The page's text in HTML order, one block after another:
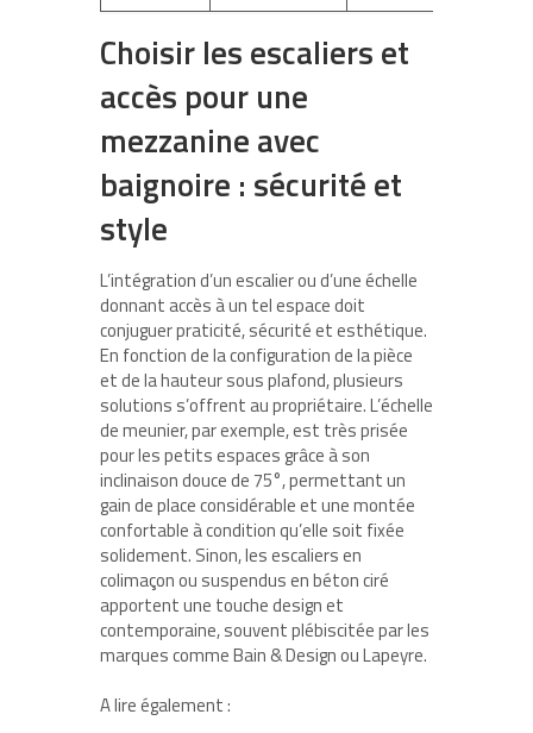
Choisir les escaliers et
accès pour une
mezzanine avec
baignoire : sécurité et
style
L’intégration d’un escalier ou d’une échelle
donnant accès à un tel espace doit
conjuguer praticité, sécurité et esthétique.
En fonction de la configuration de la pièce
et de la hauteur sous plafond, plusieurs
solutions s’offrent au propriétaire. L’échelle
de meunier, par exemple, est très prisée
pour les petits espaces grâce à son
inclinaison douce de 75°, permettant un
gain de place considérable et une montée
confortable à condition qu’elle soit fixée
solidement. Sinon, les escaliers en
colimaçon ou suspendus en béton ciré
apportent une touche design et
contemporaine, souvent plébiscitée par les
marques comme Bain & Design ou Lapeyre.
A lire également :